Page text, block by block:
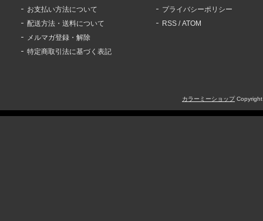
お支払い方法について
配送方法・送料について
メルマガ登録・解除
特定商取引法に基づく表記
プライバシーポリシー
RSS /ATOM
カラーミーショップ